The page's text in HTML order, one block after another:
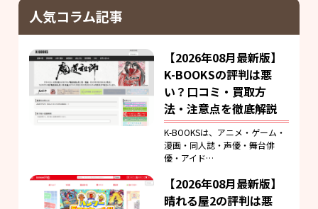
人気コラム記事
【2026年08月最新版】
K-BOOKSの評判は悪
い？口コミ・買取方
法・注意点を徹底解説
K-BOOKSは、アニメ・ゲーム・
漫画・同人誌・声優・舞台俳
優・アイド…
【2026年08月最新版】
晴れる屋2の評判は悪